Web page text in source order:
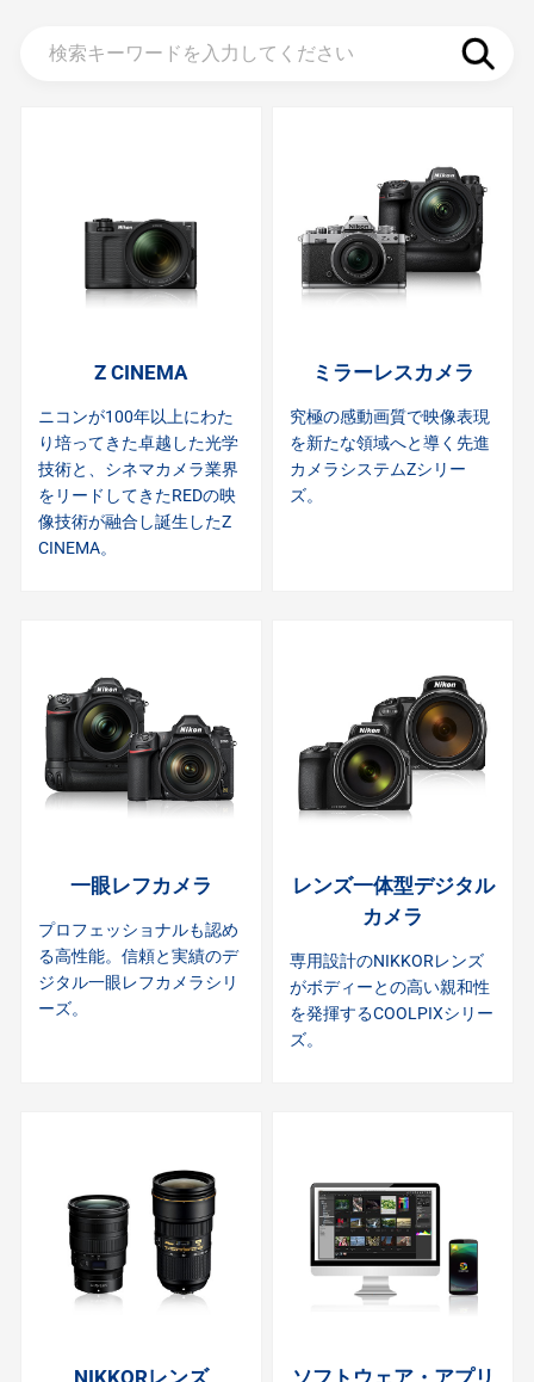
Z CINEMA
ニコンが100年以上にわた
り培ってきた卓越した光学
技術と、シネマカメラ業界
をリードしてきたREDの映
像技術が融合し誕生したZ
CINEMA。
ミラーレスカメラ
究極の感動画質で映像表現
を新たな領域へと導く先進
カメラシステムZシリー
ズ。
一眼レフカメラ
プロフェッショナルも認め
る高性能。信頼と実績のデ
ジタル一眼レフカメラシリ
ーズ。
レンズ一体型デジタル
カメラ
専用設計のNIKKORレンズ
がボディーとの高い親和性
を発揮するCOOLPIXシリー
ズ。
NIKKORレンズ ソフトウェア・アプリ